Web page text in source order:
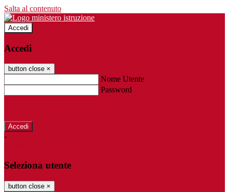
Salta al contenuto
Accedi
Accedi
button close ×
Nome Utente
Password
-
Seleziona utente
button close ×